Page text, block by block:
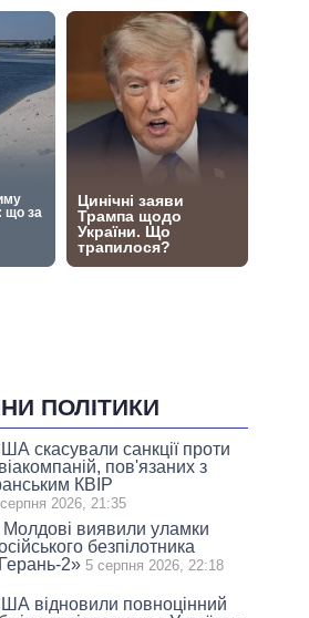
ПОЛІТИКИ
скасували санкції проти
пов'язаних з
КВІР
2026, 21:35
виявили уламки
безпілотника
2» 5 серпня 2026, 22:18
відновили повноцінний